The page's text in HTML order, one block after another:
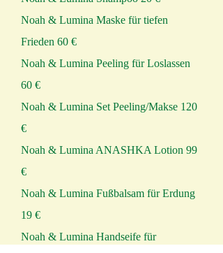
Noah & Lumina Maske für tiefen
Frieden 60 €
Noah & Lumina Peeling für Loslassen
60 €
Noah & Lumina Set Peeling/Makse 120
€
Noah & Lumina ANASHKA Lotion 99
€
Noah & Lumina Fußbalsam für Erdung
19 €
Noah & Lumina Handseife für